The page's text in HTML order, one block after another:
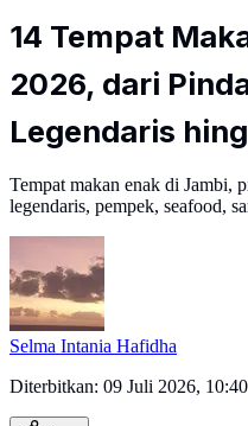
14 Tempat
2026, dari
Legendaris
Tempat makan enak di Jambi,
legendaris, pempek, seafood,
Selma Intania Hafidha
Diterbitkan: 09 Juli 2026,